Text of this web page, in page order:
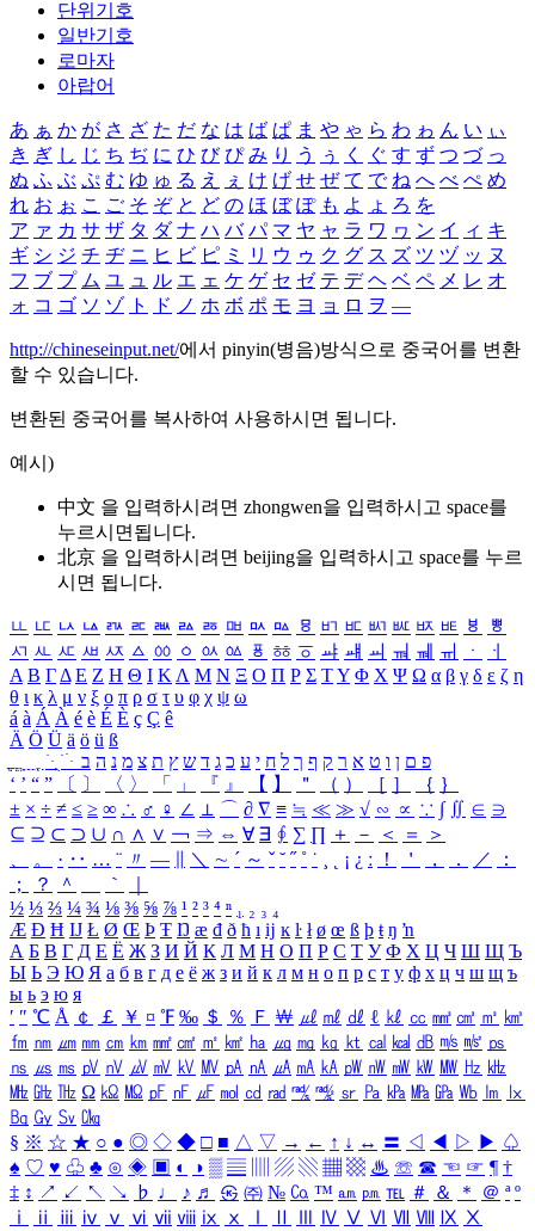
단위기호
일반기호
로마자
아랍어
あ ぁ か が さ ざ た だ な は ば ぱ ま や ゃ ら わ ゎ ん い ぃ
き ぎ し じ ち ぢ に ひ び ぴ み り う ぅ く ぐ す ず つ づ っ
ぬ ふ ぶ ぷ む ゆ ゅ る え ぇ け げ せ ぜ て で ね へ べ ぺ め
れ お ぉ こ ご そ ぞ と ど の ほ ぼ ぽ も よ ょ ろ を
ア ァ カ サ ザ タ ダ ナ ハ バ パ マ ヤ ャ ラ ワ ヮ ン イ ィ キ
ギ シ ジ チ ヂ ニ ヒ ビ ピ ミ リ ウ ゥ ク グ ス ズ ツ ヅ ッ ヌ
フ ブ プ ム ユ ュ ル エ ェ ケ ゲ セ ゼ テ デ ヘ ベ ペ メ レ オ
ォ コ ゴ ソ ゾ ト ド ノ ホ ボ ポ モ ヨ ョ ロ ヲ ―
http://chineseinput.net/에서 pinyin(병음)방식으로 중국어를 변환
할 수 있습니다.
변환된 중국어를 복사하여 사용하시면 됩니다.
예시)
中文 을 입력하시려면 zhongwen을 입력하시고 space를
누르시면됩니다.
北京 을 입력하시려면 beijing을 입력하시고 space를 누르
시면 됩니다.
ㅥ ㅦ ㅧ ㅨ ㅩ ㅪ ㅫ ㅬ ㅭ ㅮ ㅯ ㅰ ㅱ ㅲ ㅳ ㅴ ㅵ ㅶ ㅷ ㅸ
ㅹ
ㅺ ㅻ ㅼ ㅽ ㅾ ㅿ ㆀ ㆁ ㆂ ㆃ ㆄ ㆅ ㆆ ㆇ ㆈ ㆉ ㆊ ㆋ ㆌ ㆍ
ㆎ
Α Β ΓΔ Ε Ζ Η Θ Ι ΚΛ Μ Ν Ξ Ο Π Ρ Σ ΤΥ Φ Χ Ψ Ω α β γ δ ε ζ η
θ ι κ λ μ ν ξ ο π ρ σ τ υ φ χ ψ ω
á à Á À é è É È ç Ç ê
Ä Ö Ü ä ö ü ß
ִֶֹ ֻּ ׁׂ פ ם ן ו ט א ר ק ף ך ל ח י ע כ ג ד ש ץ ת צ מ נ ה ב
‘ ’ “ ” 〔 〕 〈 〉 「 」 『 』 【 】 ＂ （ ） ［ ］ ｛ ｝
± × ÷ ≠ ≤ ≥ ∞ ∴ ♂ ♀ ∠ ⊥ ⌒ ∂ ∇ ≡ ≒ ≪ ≫ √ ∽ ∝ ∵ ∫ ∬ ∈ ∋
⊆ ⊇ ⊂ ⊃ ∪ ∩ ∧ ∨ ￢ ⇒ ⇔ ∀ ∃ ∮ ∑ ∏ ＋ － ＜ ＝
＞
、
。 · ‥ … ¨ 〃 ― ＼ ∼ ´ ～ ˇ ˘ ˝ ˚ ˙ ¸ ¡ ¿ ː ！ ＇ ， ． ／
：
；
？ ＾ ｀
½ ⅓ ⅔ ¼ ¾ ⅛ ⅜ ⅝ ⅞ ¹ ² ³ ⁴ ⁿ ₁ ₂ ₃ ₄
Æ Ð Ħ Ĳ Ł Ø Œ Þ Ŧ Ŋ æ đ ð ħ ı ĳ ĸ ŀ ł ø œ ß þ ŧ ŋ ŉ
А Б В Г Д Е Ё Ж З И Й К Л М Н О П Р С Т У Ф Х Ц Ч Ш Щ Ъ
Ы Ь Э Ю Я а б в г д е ё ж з и й к л м н о п р с т у ф х ц ч ш щ ъ
ы ь э ю я
′ ″ ℃ Å ￠ ￡ ￥ ¤ ℉ ‰ ＄ ％ Ｆ ￦ ㎕ ㎖ ㎗ ℓ ㎘ ㏄ ㎣ ㎤ ㎥ ㎦
㎙ ㎚ ㎛ ㎜ ㎝ ㎞ ㎟ ㎠ ㎡ ㎢ ㏊ ㎍ ㎎ ㎏ ㏏ ㎈ ㎉ ㏈ ㎧ ㎨ ㎰
㎱ ㎲ ㎳ ㎴ ㎵ ㎶ ㎷ ㎸ ㎹ ㎀ ㎁ ㎂ ㎃ ㎄ ㎺ ㎻ ㎽ ㎾ ㎿ ㎐ ㎑
㎒ ㎓ ㎔ Ω ㏀ ㏁ ㎊ ㎋ ㎌ ㏖ ㏅ ㎭ ㎮ ㎯ ㏛ ㎩ ㎪ ㎫ ㎬ ㏝ ㏐
㏓
㏃ ㏉ ㏜ ㏆
§ ※ ☆ ★ ○ ● ◎ ◇ ◆ □ ■ △ ▽ → ← ↑ ↓ ↔ 〓 ◁ ◀ ▷ ▶ ♤
♠ ♡ ♥ ♧ ♣ ⊙ ◈ ▣ ◐ ◑ ▒ ▤ ▨ ▧ ▦ ▩ ♨ ☏ ☎ ☜ ☞ ¶ †
‡ ↕ ↗ ↙ ↖ ↘ ♭ ♩ ♪ ♬ ㉿ ㈜ № ㏇ ™ ㏂ ㏘ ℡ ＃ ＆ ＊ ＠ ª º
ⅰ
ⅱ ⅲ ⅳ ⅴ ⅵ ⅶ ⅷ ⅸ ⅹ Ⅳ Ⅴ Ⅵ Ⅶ Ⅷ Ⅸ Ⅹ